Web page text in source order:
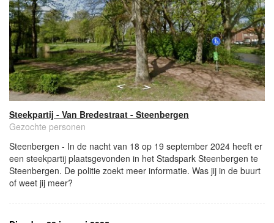
Steekpartij - Van Bredestraat - Steenbergen
Gezochte personen
Steenbergen - In de nacht van 18 op 19 september 2024 heeft er
een steekpartij plaatsgevonden in het Stadspark Steenbergen te
Steenbergen. De politie zoekt meer informatie. Was jij in de buurt
of weet jij meer?